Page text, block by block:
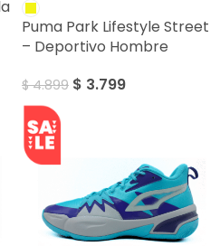
Puma Park Lifestyle Street
– Deportivo Hombre
$4.899 $ 3.799